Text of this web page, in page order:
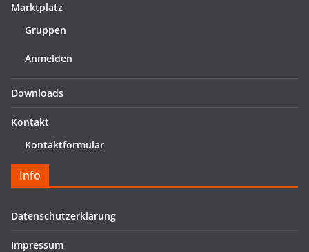
Marktplatz
Gruppen
Anmelden
Downloads
Kontakt
Kontaktformular
Info
Datenschutzerklärung
Impressum